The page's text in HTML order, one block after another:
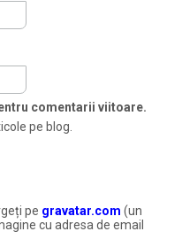
comentarii viitoare.
pe blog.
pe gravatar.com (un
cu adresa de email